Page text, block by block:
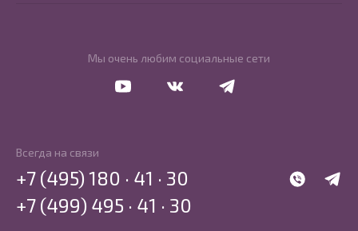
Мы очень любим социальные сети
Всегда на связи
WhatsApp
+7 (495) 180 · 41 · 30
+7 (499) 495 · 41 · 30